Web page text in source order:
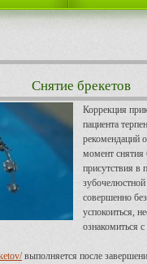
Снятие брекетов
Коррекция
пациента
рекомендаций
момент снятия
присутствия в
совершенно
успокоиться,
ознакомиться
выполняется после